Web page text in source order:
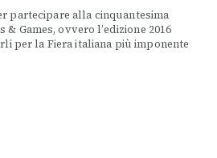
partecipare alla cinquantesima
& Games, ovvero l’edizione 2016
per la Fiera italiana più imponente